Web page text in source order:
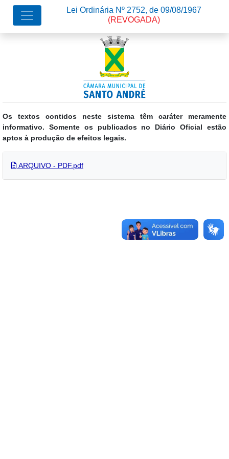
Os textos contidos neste sistema têm caráter meramente
informativo. Somente os publicados no Diário Oficial estão
aptos à produção de efeitos legais.
Lei Ordinária Nº 2752, de 09/08/1967
(REVOGADA)
ARQUIVO - PDF.pdf